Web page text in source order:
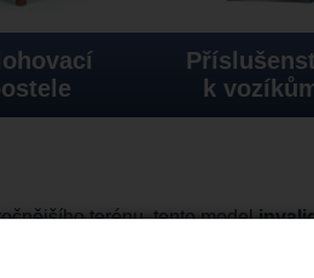
k
terénu, tento model